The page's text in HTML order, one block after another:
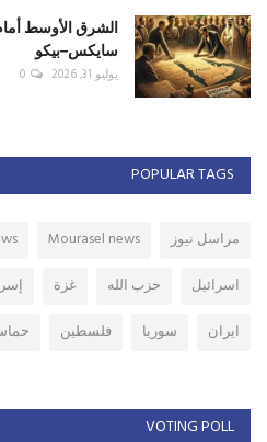
الشرق الأوسط
سايكس–بيكو
يوليو 31, 2026 0
POPULAR TAGS
مراسل نيوز Mourasel news
اسرائيل
حزب الله غزة
ايران
سوريا فلسطين
VOTING POLL